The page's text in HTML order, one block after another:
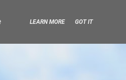
LEARN MORE GOT IT